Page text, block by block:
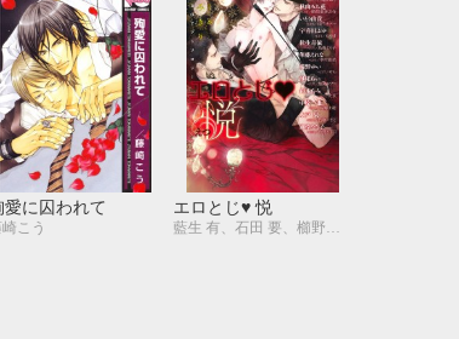
愛に囚われて
こう
エロとじ♥ 悦
藍生 有、石田 要、櫛野ゆい、せら、青野ちなつ、門地かおり、桂生青依、鳥海よう子、中原一也、高嶋上総、砂床あい、加東セツコ、華藤えれな、幸村佳苗、御堂なな子、山田2丁目、秋山みち花、稲荷家房之介、鈴木あみ、にゑ、いとう由貴、佳門サエコ、水戸 泉、名取いさと、宇喜田ふゆ、にやま、Ciel
29 30 31